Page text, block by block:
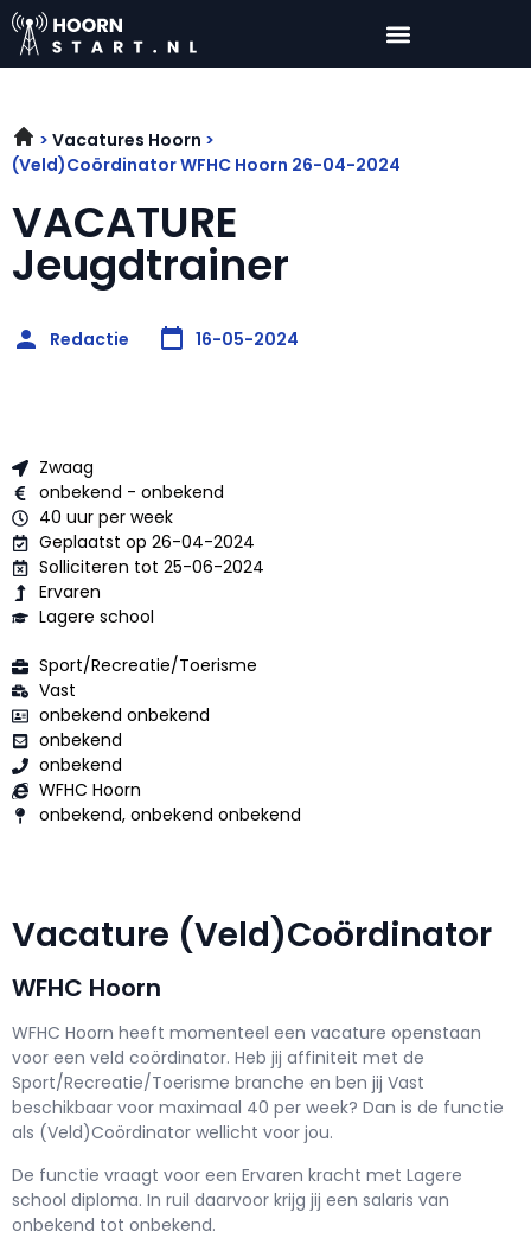
Vacatures Hoorn
(Veld)Coördinator WFHC Hoorn 26-04-2024
VACATURE
Jeugdtrainer
Redactie 16-05-2024
Zwaag
onbekend - onbekend
40 uur per week
Geplaatst op 26-04-2024
Solliciteren tot 25-06-2024
Ervaren
Lagere school
Sport/Recreatie/Toerisme
Vast
onbekend onbekend
onbekend
onbekend
WFHC Hoorn
onbekend, onbekend onbekend
Vacature (Veld)Coördinator
WFHC Hoorn
WFHC Hoorn heeft momenteel een vacature openstaan
voor een veld coördinator. Heb jij affiniteit met de
Sport/Recreatie/Toerisme branche en ben jij Vast
beschikbaar voor maximaal 40 per week? Dan is de functie
als (Veld)Coördinator wellicht voor jou.
De functie vraagt voor een Ervaren kracht met Lagere
school diploma. In ruil daarvoor krijg jij een salaris van
onbekend tot onbekend.